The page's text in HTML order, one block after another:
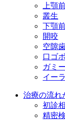
上顎
叢生
下顎
開咬
空隙
口ゴボ
ガミー
イー
治療の流れ
初診
精密